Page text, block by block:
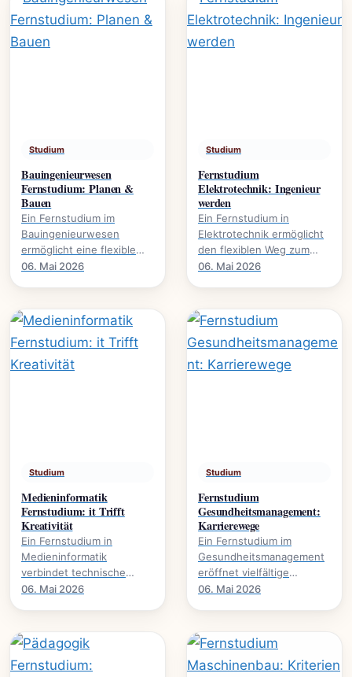
Studium
Bauingenieurwesen
Fernstudium: Planen &
Bauen
Ein Fernstudium im
Bauingenieurwesen
ermöglicht eine flexible
Karriereentwicklung., wie
06. Mai 2026
Studium
Fernstudium
Elektrotechnik: Ingenieur
werden
Ein Fernstudium in
Elektrotechnik ermöglicht
den flexiblen Weg zum
Ingenieurabschluss. Mehr
06. Mai 2026
Studium
Medieninformatik
Fernstudium: it Trifft
Kreativität
Ein Fernstudium in
Medieninformatik
verbindet technische
Expertise mit kreativer
06. Mai 2026
Studium
Fernstudium
Gesundheitsmanagement:
Karrierewege
Ein Fernstudium im
Gesundheitsmanagement
eröffnet vielfältige
Karrierewege in einem
06. Mai 2026